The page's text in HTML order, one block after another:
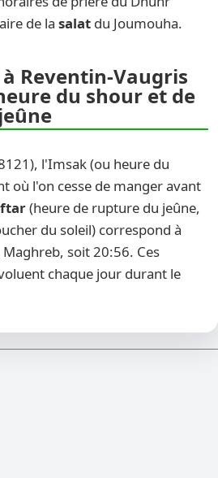
de la salat du Joumouha.
Reventin-Vaugris
du shour et de
l'Imsak (ou heure du
où l'on cesse de manger avant
(heure de rupture du jeûne,
du soleil) correspond à
soit 20:56. Ces
chaque jour durant le